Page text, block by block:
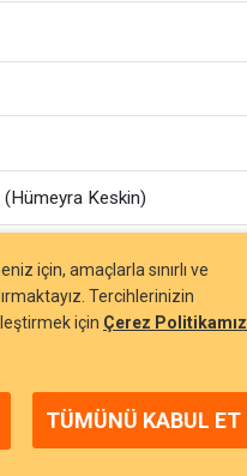
Keskin)
%15'i.
için, amaçlarla sınırlı ve
Tercihlerinizin
için Çerez
TÜMÜNÜ KABUL ET